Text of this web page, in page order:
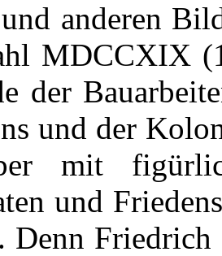
anderen
MDCCXIX
der
und der
mit
und
Denn